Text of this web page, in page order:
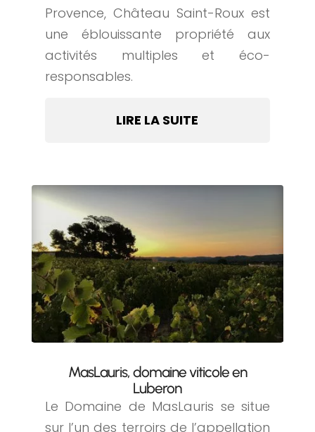
Provence, Château Saint-Roux est
une éblouissante propriété aux
activités multiples et éco-
responsables.
LIRE LA SUITE
MasLauris, domaine viticole en
Luberon
Le Domaine de MasLauris se situe
sur l’un des terroirs de l’appellation